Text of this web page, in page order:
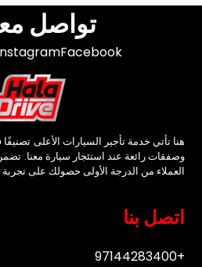
تواصل
Facebook
هنا تأتي خدمة تأجير السيارات الأعلى
وصفقات رائعة عند استئجار سيارة معنا.
العملاء من الدرجة الأولى حصولك على
اتصل بنا
+97144283400